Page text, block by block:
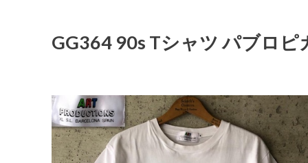
GG364 90s Tシャツ パブロ